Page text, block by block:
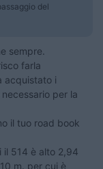
del
sempre.
farla
acquistato i
per la
il tuo road book
il 514 è alto 2,94
m. per cui è